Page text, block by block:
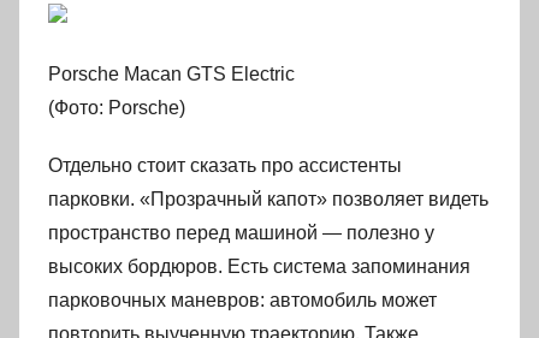
Porsche Macan GTS Electric
(Фото: Porsche)
Отдельно стоит сказать про ассистенты
парковки. «Прозрачный капот» позволяет видеть
пространство перед машиной — полезно у
высоких бордюров. Есть система запоминания
парковочных маневров: автомобиль может
повторить выученную траекторию. Также